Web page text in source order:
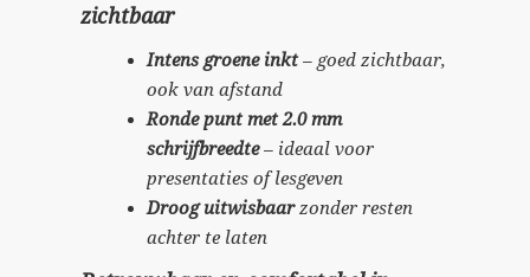
zichtbaar
Intens groene inkt– goed zichtbaar,
ook van afstand
Ronde punt met 2.0 mm
schrijfbreedte– ideaal voor
presentaties of lesgeven
Droog uitwisbaarzonder resten
achter te laten